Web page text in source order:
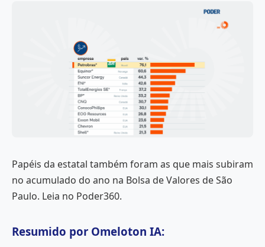
Papéis da estatal também foram as que mais subiram
no acumulado do ano na Bolsa de Valores de São
Paulo. Leia no Poder360.
Resumido por Omeloton IA: